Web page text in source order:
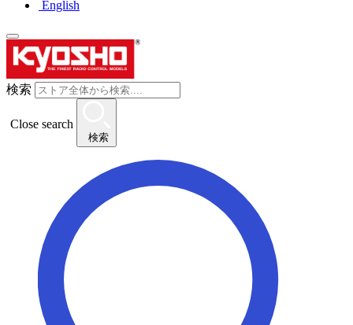
English
検索
Close search
検索